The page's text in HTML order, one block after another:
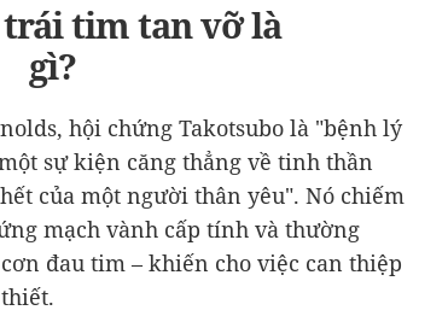
tim tan vỡ là
gì?
hội chứng Takotsubo là "bệnh lý
sự kiện căng thẳng về tinh thần
của một người thân yêu". Nó chiếm
mạch vành cấp tính và thường
đau tim – khiến cho việc can thiệp